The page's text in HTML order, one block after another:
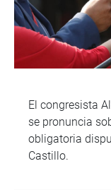
El congresista
se pronuncia
obligatoria
Castillo.